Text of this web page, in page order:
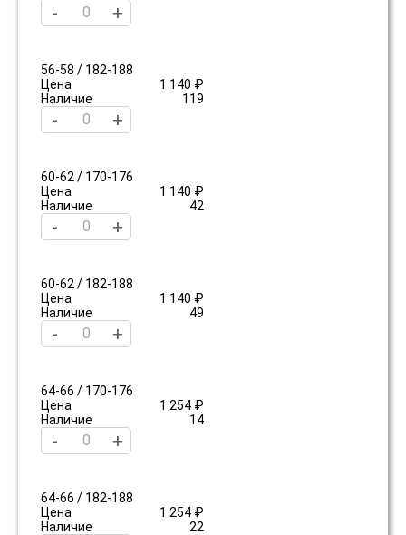
- +
56-58 / 182-188
Цена
1 140 ₽
Наличие
119
- +
60-62 / 170-176
Цена
1 140 ₽
Наличие
42
- +
60-62 / 182-188
Цена
1 140 ₽
Наличие
49
- +
64-66 / 170-176
Цена
1 254 ₽
Наличие
14
- +
64-66 / 182-188
Цена
1 254 ₽
Наличие
22